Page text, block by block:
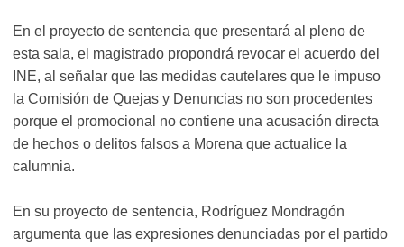
En el proyecto de sentencia que presentará al pleno de
esta sala, el magistrado propondrá revocar el acuerdo del
INE, al señalar que las medidas cautelares que le impuso
la Comisión de Quejas y Denuncias no son procedentes
porque el promocional no contiene una acusación directa
de hechos o delitos falsos a Morena que actualice la
calumnia.
En su proyecto de sentencia, Rodríguez Mondragón
argumenta que las expresiones denunciadas por el partido